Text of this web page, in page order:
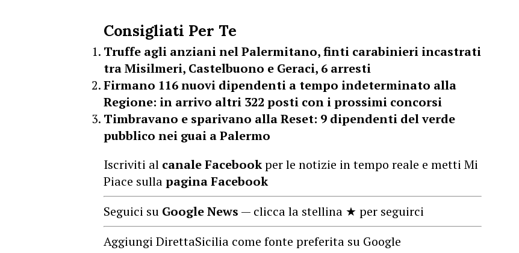
Consigliati Per Te
Truffe agli anziani nel Palermitano, finti carabinieri incastrati
tra Misilmeri, Castelbuono e Geraci, 6 arresti
Firmano 116 nuovi dipendenti a tempo indeterminato alla
Regione: in arrivo altri 322 posti con i prossimi concorsi
Timbravano e sparivano alla Reset: 9 dipendenti del verde
pubblico nei guai a Palermo
Iscriviti al canale Facebookper le notizie in tempo reale e metti Mi
Piace sullapagina Facebook
Seguici su Google News — clicca la stellina ★ per seguirci
Aggiungi DirettaSicilia come fonte preferita su Google